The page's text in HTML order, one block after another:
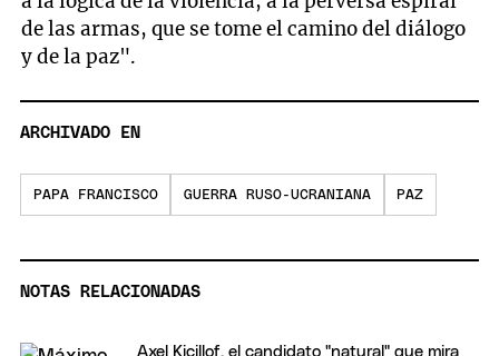
de las armas, que se tome el camino del diálogo
y de la paz".
ARCHIVADO EN
PAPA FRANCISCO GUERRA RUSO-UCRANIANA PAZ
NOTAS RELACIONADAS
Axel Kicillof, el candidato "natural" que mira